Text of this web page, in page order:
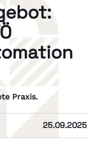
Praxis.
25.09.2025